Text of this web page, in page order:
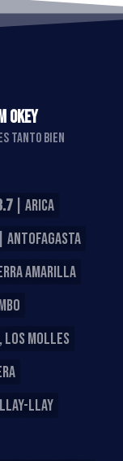
OKEY
TANTO BIEN
| ARICA
| ANTOFAGASTA
AMARILLA
MOLLES
LLAY